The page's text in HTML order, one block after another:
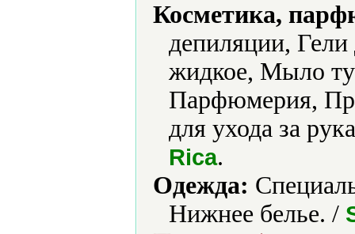
Косметика,
депиляции,
жидкое, Мыло
Парфюмерия,
для ухода за
Rica.
Одежда:
Нижнее белье. /